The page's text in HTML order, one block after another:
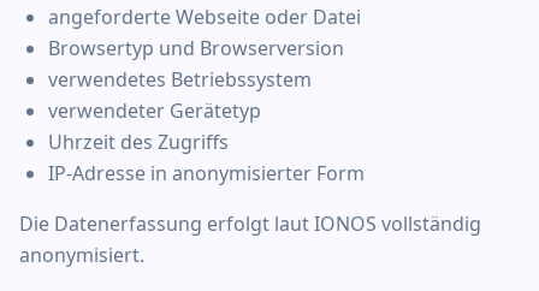
angeforderte Webseite oder Datei
Browsertyp und Browserversion
verwendetes Betriebssystem
verwendeter Gerätetyp
Uhrzeit des Zugriffs
IP-Adresse in anonymisierter Form
Die Datenerfassung erfolgt laut IONOS vollständig
anonymisiert.